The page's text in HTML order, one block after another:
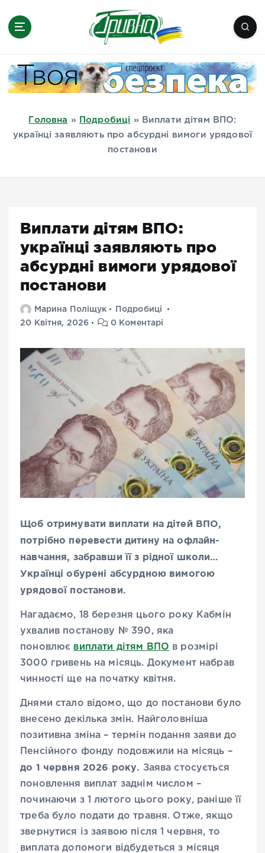
Миколаїв, Одеса, Мелітополь
Головна » Подробиці »
Виплати дітям ВПО:
українці заявляють про абсурдні вимоги урядової
постанови
Виплати дітям ВПО:
українці заявляють про
абсурдні вимоги урядової
постанови
Марина Поліщук
Подробиці
20 Квітня, 2026
0 Коментарі
Щоб отримувати виплати на дітей ВПО,
потрібно перевести дитину на офлайн-
навчання, забравши її з рідної школи…
Українці обурені абсурдною вимогою
урядової постанови.
Нагадаємо, 18 березня цього року Кабмін
ухвалив постанову № 390, яка
поновлює виплати дітям ВПО в розмірі
3000 гривень на місяць. Документ набрав
чинності ще на початку квітня.
Днями стало відомо, що до постанови було
внесено декілька змін. Найголовніша
позитивна зміна – термін подання заяви до
Пенсійного фонду подовжили на місяць –
до 1 червня 2026 року. Заява стосується
поновлення виплат заднім числом –
починаючи з 1 лютого цього року, раніше її
треба було подати до травня. Отже, якщо
звернутися із заявою після 1 червня, то
виплата допомоги відбудеться з місяця